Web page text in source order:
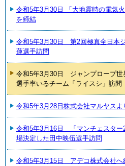
令和5年3月30日 「大地震時の電気
を締結
令和5年3月30日 第2回極真全日本
蓮選手訪問
令和5年3月30日 ジャンプロープ世
選手率いるチーム「ライスシ」訪問
令和5年3月28日株式会社マルヤス
令和5年3月16日 「マンチェスター
場決定した田中映伍選手訪問
令和5年3月15日 アデコ株式会社へ